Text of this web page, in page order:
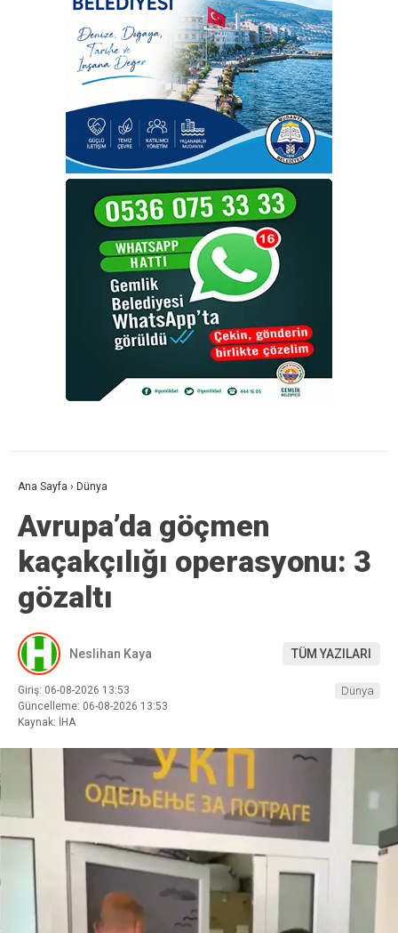
Ana Sayfa › Dünya
Avrupa’da göçmen
kaçakçılığı operasyonu: 3
gözaltı
Neslihan Kaya TÜM YAZILARI
Giriş: 06-08-2026 13:53
Güncelleme: 06-08-2026 13:53
Kaynak: İHA
Dünya